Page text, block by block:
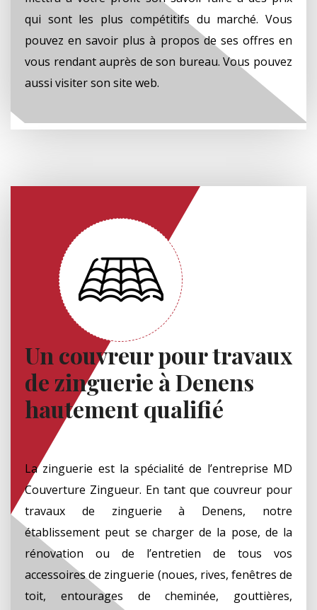
qui sont les plus compétitifs du marché. Vous
pouvez en savoir plus à propos de ses offres en
vous rendant auprès de son bureau. Vous pouvez
aussi visiter son site web.
Un couvreur pour travaux
de zinguerie à Denens
hautement qualifié
La zinguerie est la spécialité de l’entreprise MD
Couverture Zingueur. En tant que couvreur pour
travaux de zinguerie à Denens, notre
établissement peut se charger de la pose, de la
rénovation ou de l’entretien de tous vos
accessoires de zinguerie (noues, rives, fenêtres de
toit, entourages de cheminée, gouttières,